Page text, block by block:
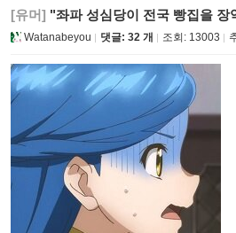
[유머] "좌파 성심당이 전국 빵집을 장
Watanabeyou 댓글: 32 개 조회: 13003